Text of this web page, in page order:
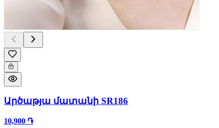
Արծաթյա մատանի SR186
10,900 ֏